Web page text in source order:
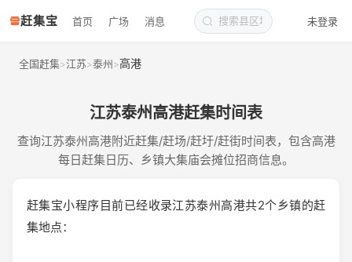
赶集宝 首页 广场 消息 未登录
全国赶集>江苏>泰州>高港
江苏泰州高港赶集时间表
查询江苏泰州高港附近赶集/赶场/赶圩/赶街时间表，包含高港
每日赶集日历、乡镇大集庙会摊位招商信息。
赶集宝小程序目前已经收录江苏泰州高港共2个乡镇的赶
集地点：